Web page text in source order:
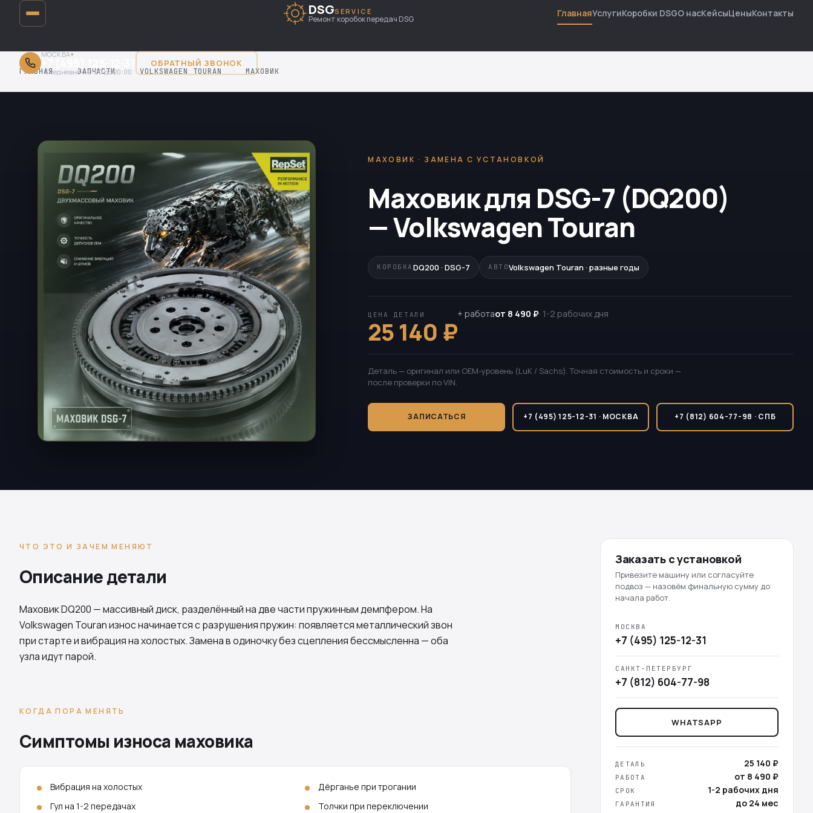
DSGSERVICE
Ремонт коробок передач DSG
ГлавнаяУслугиКоробки DSGО насКейсыЦеныКонтакты
МОСКВА▾
Ежедневно с 9:00 до 20:00
ОБРАТНЫЙ ЗВОНОК
ГЛАВНАЯ › ЗАПЧАСТИ › VOLKSWAGEN TOURAN МАХОВИК
МАХОВИК · ЗАМЕНА С УСТАНОВКОЙ
Маховик для DSG-7 (DQ200)
— Volkswagen Touran
КОРОБКА DQ200 · DSG-7 АВТОVolkswagen Touran · разные годы
ЦЕНА ДЕТАЛИ
25 140 ₽
+ работаот 8 490 ₽· 1-2 рабочих дня
Деталь — оригинал или OEM-уровень (LuK / Sachs). Точная стоимость и сроки —
после проверки по VIN.
ЗАПИСАТЬСЯ +7 (495) 125-12-31 · МОСКВА +7 (812) 604-77-98 · СПБ
ЧТО ЭТО И ЗАЧЕМ МЕНЯЮТ
Описание детали
МаховикDQ200 — массивный диск, разделённый на две части пружинным демпфером. На
Volkswagen Touran износ начинается с разрушения пружин: появляется металлический звон
при старте и вибрация на холостых. Замена в одиночку без сцепления бессмысленна — оба
узла идут парой.
КОГДА ПОРА МЕНЯТЬ
Симптомы износа маховика
Вибрация на холостых
Дёрганье при трогании
Гул на 1-2 передачах
Толчки при переключении
Заказать с установкой
Привезите машину или согласуйте
подвоз — назовём финальную сумму до
начала работ.
МОСКВА
+7 (495) 125-12-31
САНКТ-ПЕТЕРБУРГ
+7 (812) 604-77-98
WHATSAPP
ДЕТАЛЬ 25 140 ₽
РАБОТА от 8 490 ₽
СРОК 1-2 рабочих дня
ГАРАНТИЯ до 24 мес